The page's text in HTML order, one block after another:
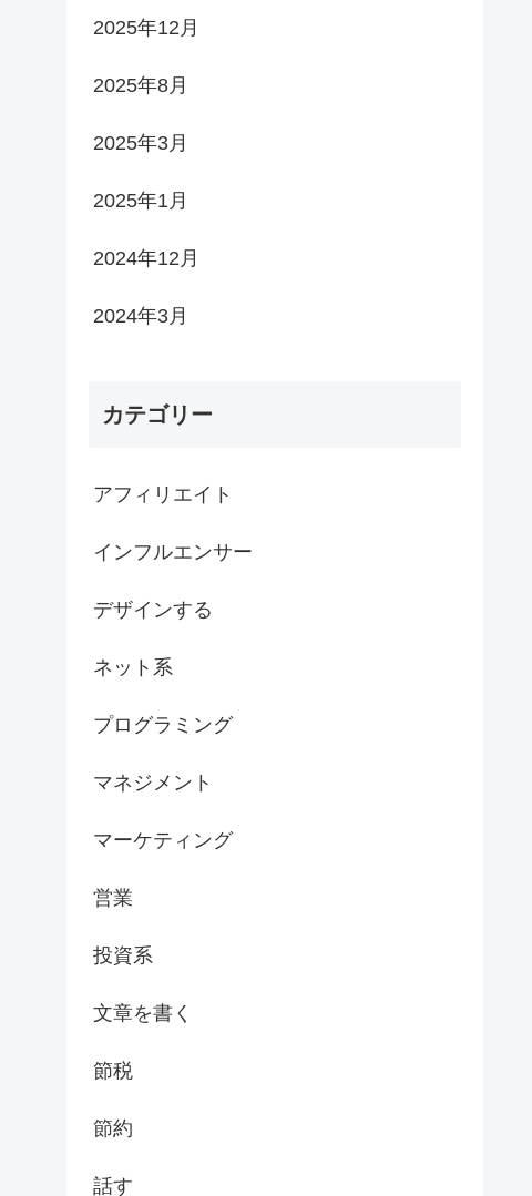
2025年12月
2025年8月
2025年3月
2025年1月
2024年12月
2024年3月
カテゴリー
アフィリエイト
インフルエンサー
デザインする
ネット系
プログラミング
マネジメント
マーケティング
営業
投資系
文章を書く
節税
節約
話す